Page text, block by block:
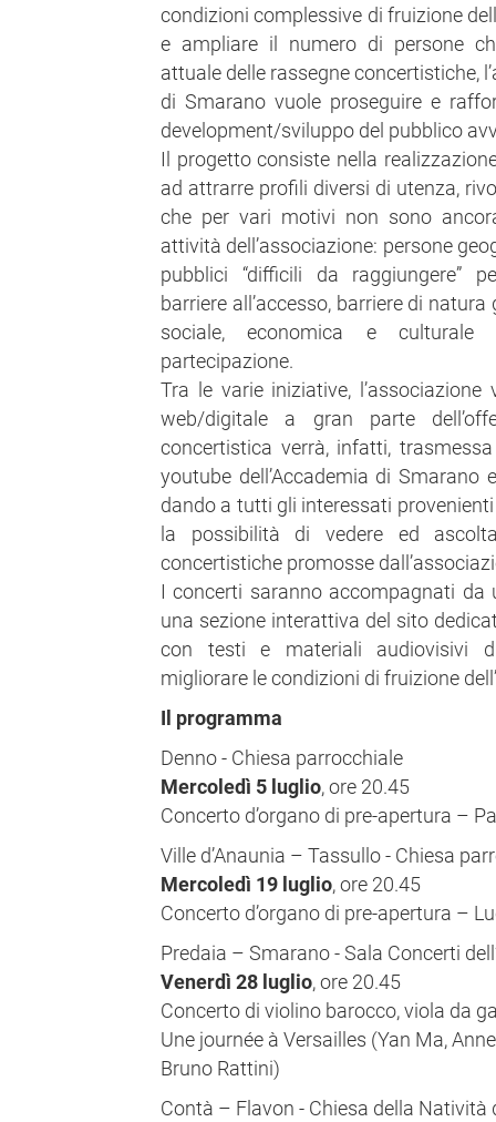
condizioni complessive di fruizione
e ampliare il numero di persone
attuale delle rassegne concertistiche,
di Smarano vuole proseguire e
development/sviluppo del pubblico
Il progetto consiste nella
ad attrarre profili diversi di utenza,
che per vari motivi non sono
attività dell’associazione: persone
pubblici “difficili da raggiungere”
barriere all’accesso, barriere di
sociale, economica e
partecipazione.
Tra le varie iniziative,
web/digitale a gran parte
concertistica verrà, infatti,
youtube dell’Accademia di
dando a tutti gli interessati
la possibilità di vedere ed
concertistiche promosse
I concerti saranno accompagnati da
una sezione interattiva del sito
con testi e materiali audiovisivi
migliorare le condizioni di fruizione
Il programma
Denno - Chiesa parrocchiale
Mercoledì 5 luglio, ore 20.45
Concerto d’organo di pre-apertura –
Ville d’Anaunia – Tassullo - Chiesa
Mercoledì 19 luglio, ore 20.45
Concerto d’organo di pre-apertura –
Predaia – Smarano - Sala Concerti
Venerdì 28 luglio, ore 20.45
Concerto di violino barocco, viola da
Une journée à Versailles (Yan Ma,
Bruno Rattini)
Contà – Flavon - Chiesa della Natività